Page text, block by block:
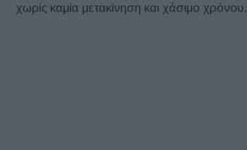
χωρίς καμία μετακίνηση και χάσιμο χρόνου.